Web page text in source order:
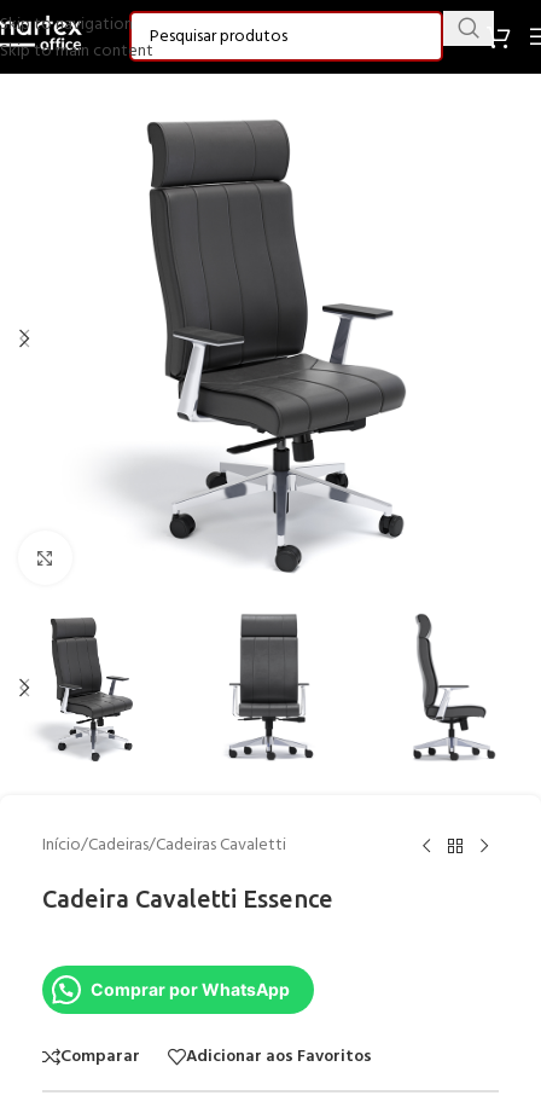
Skip to navigation
Skip to main content
Clique para ampliar
Início/Cadeiras/Cadeiras Cavaletti
Cadeira Cavaletti Essence
Comprar por WhatsApp
Comparar Adicionar aos Favoritos